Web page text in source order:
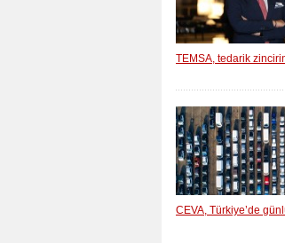
TEMSA, tedarik
CEVA, Türkiye’de